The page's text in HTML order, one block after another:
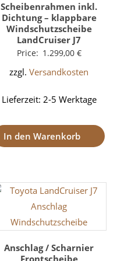
Scheibenrahmen inkl.
Dichtung – klappbare
Windschutzscheibe
LandCruiser J7
Price: 1.299,00 €
zzgl.Versandkosten
Lieferzeit: 2-5 Werktage
In den Warenkorb
Anschlag / Scharnier